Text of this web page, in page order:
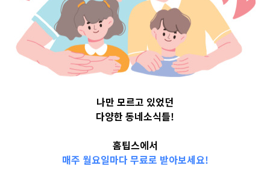
2023-08-25
readybaby-admin
나만 모르고 있었던
다양한 동네소식들!
홈팁스에서
매주 월요일마다 무료로 받아보세요!